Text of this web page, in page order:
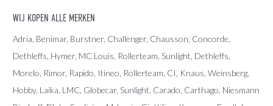
WIJ KOPEN ALLE MERKEN
Adria , Benimar, Burstner, Challenger, Chausson, Concorde,
Dethleffs Hymer, MC Louis , Rollerteam, Sunlight, Dethleffs,
Morelo, Rimor, Rapido, Itineo, Rollerteam, CI, Knaus, Weinsberg,
Hobby, Laika, LMC, Globecar, Sunlight, Carado, Carthago, Niesmann